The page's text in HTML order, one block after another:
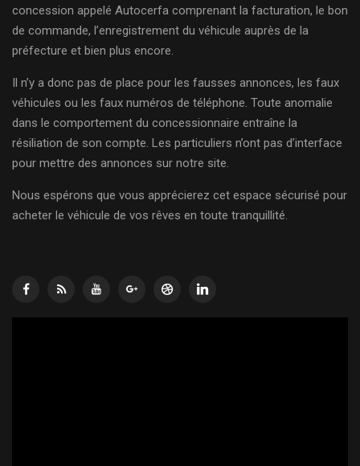
concession appelé Autocerfa comprenant la facturation, le bon
de commande, l’enregistrement du véhicule auprès de la
préfecture et bien plus encore.
Il n’y a donc pas de place pour les fausses annonces, les faux
véhicules ou les faux numéros de téléphone. Toute anomalie
dans le comportement du concessionnaire entraîne la
résiliation de son compte. Les particuliers n’ont pas d’interface
pour mettre des annonces sur notre site.
Nous espérons que vous apprécierez cet espace sécurisé pour
acheter le véhicule de vos rêves en toute tranquillité.